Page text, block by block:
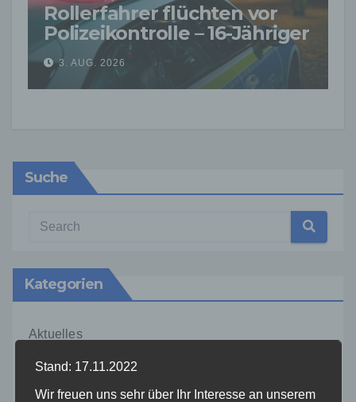
Rollerfahrer flüchten vor
Polizeikontrolle – 16-Jähriger
nach Verfolgung gestoppt
3. AUG. 2026
Suche
Kategorien
Aktuelles
Stand: 17.11.2022
Wir freuen uns sehr über Ihr Interesse an unserem